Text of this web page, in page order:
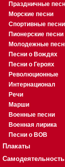
Праздничные
Морские песни
Спортивные песни
Пионерские песни
Молодежные
Песни о Вождях
Песни о Героях
Революционные
Интернационал
Речи
Марши
Военные песни
Военная лирика
Песни о ВОВ
Плакаты
Самодеятельность